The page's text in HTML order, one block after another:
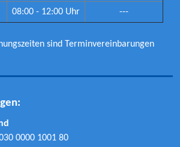
08:00 - 12:00 Uhr ---
sind Terminvereinbarungen
0000 1001 80